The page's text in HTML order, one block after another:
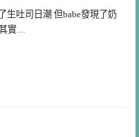
生吐司日潮 但babe發現了奶
實…